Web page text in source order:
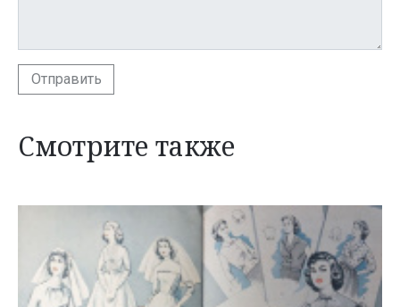
Отправить
Смотрите также